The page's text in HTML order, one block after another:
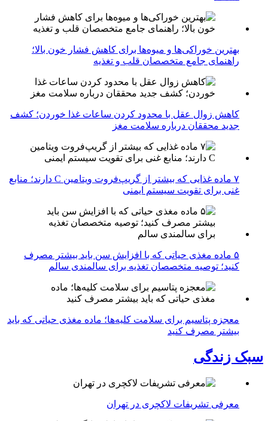
بهترین خوراکی‌ها و میوه‌ها برای کاهش فشار خون بالا؛
راهنمای جامع متخصصان قلب و تغذیه
کاهش زوال عقل با محدود کردن ساعات غذا خوردن؛ کشف
جدید محققان درباره سلامت مغز
۷ ماده غذایی که بیشتر از گریپ‌فروت ویتامین C دارند؛ منابع
غنی برای تقویت سیستم ایمنی
۵ ماده مغذی حیاتی که با افزایش سن باید بیشتر مصرف
کنید؛ توصیه متخصصان تغذیه برای سالمندی سالم
معجزه پتاسیم برای سلامت کلیه‌ها؛ ماده مغذی حیاتی که باید
بیشتر مصرف کنید
سبک زندگی
معرفی تشریفات لاکچری در تهران